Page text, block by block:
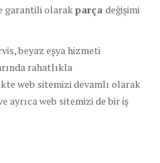
garantili olarakparça değişimi
beyaz eşya hizmeti
rahatlıkla
web sitemizi devamlı olarak
ayrıca web sitemizi de bir iş